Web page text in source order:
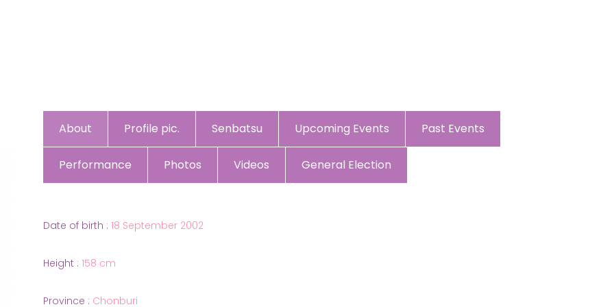
About Profile pic. Senbatsu Upcoming Events Past Events
Performance Photos Videos General Election
Date of birth : 18 September 2002
Height : 158 cm
Province : Chonburi